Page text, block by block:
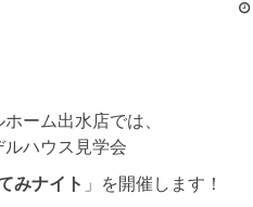
ーム出水店では、
ハウス見学会
みナイト 」を開催します！